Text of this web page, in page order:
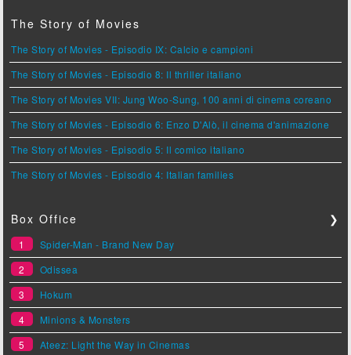
The Story of Movies
The Story of Movies - Episodio IX: Calcio e campioni
The Story of Movies - Episodio 8: Il thriller italiano
The Story of Movies VII: Jung Woo-Sung, 100 anni di cinema coreano
The Story of Movies - Episodio 6: Enzo D'Alò, il cinema d'animazione
The Story of Movies - Episodio 5: Il comico italiano
The Story of Movies - Episodio 4: Italian families
Box Office ❯
1
Spider-Man - Brand New Day
2
Odissea
3
Hokum
4
Minions & Monsters
5
Ateez: Light the Way in Cinemas